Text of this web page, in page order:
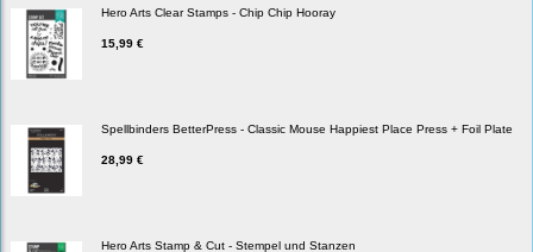
Hero Arts Clear Stamps - Chip Chip Hooray
15,99 €
Spellbinders BetterPress - Classic Mouse Happiest Place Press + Foil Plate
28,99 €
Hero Arts Stamp & Cut - Stempel und Stanzen